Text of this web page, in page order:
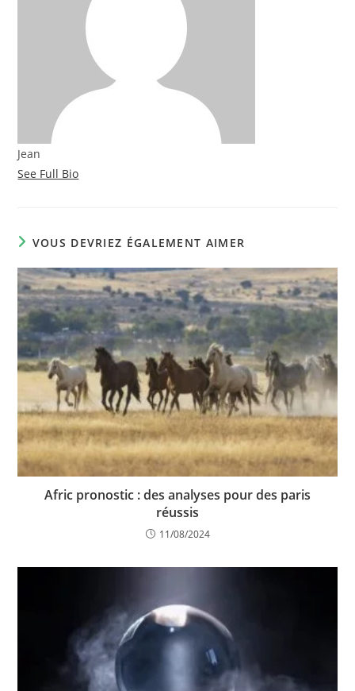
Jean
See Full Bio
VOUS DEVRIEZ ÉGALEMENT AIMER
Afric pronostic : des analyses pour des paris
réussis
11/08/2024